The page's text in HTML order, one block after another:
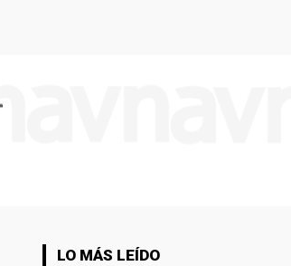
LO MÁS LEÍDO